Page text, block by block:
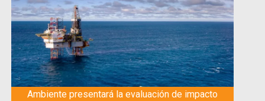
Ambiente presentará la evaluación de impacto